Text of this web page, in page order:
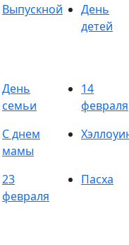
Выпускной
День
детей
День
семьи
14
февраля
С днем
мамы
23
февраля
Пасха